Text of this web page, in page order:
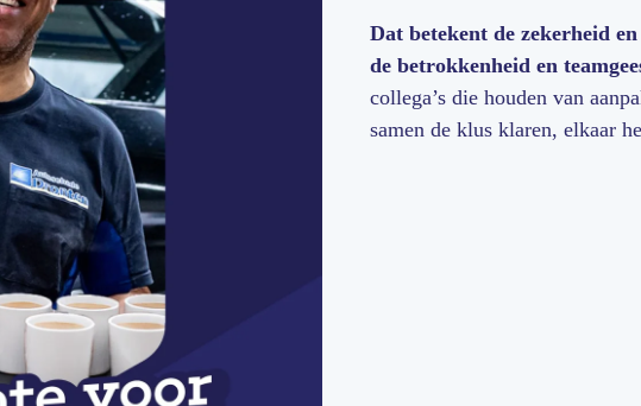
Dat betekent de zekerheid
de betrokkenheid en
collega’s die houden van
samen de klus klaren, elkaar